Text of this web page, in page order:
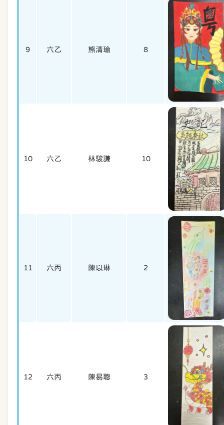
9 六乙 熊清瑜 8
10 六乙 林駿謙 10
11 六丙 陳以琳 2
12 六丙 陳易聰 3